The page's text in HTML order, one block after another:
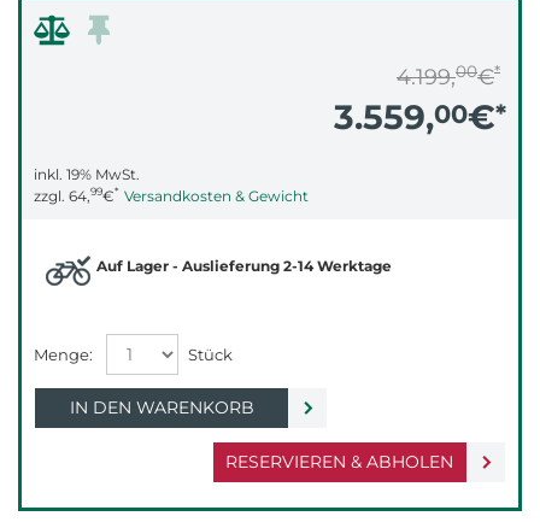
4.199,00€*
3.559,00€*
inkl. 19% MwSt.
zzgl. 64,99€* Versandkosten & Gewicht
RESERVIEREN & ABHOLEN
Auf Lager - Auslieferung 2-14 Werktage
IN DEN WARENKORB